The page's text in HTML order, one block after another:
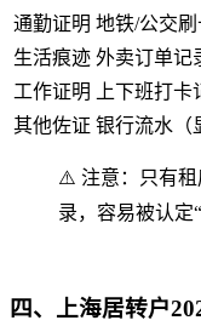
通勤证明 地铁/公交
生活痕迹 外卖订单记
工作证明
上下班打
其他佐证 银行流水（
⚠️ 注意：只有租
录，容易被认定
四、上海居转户